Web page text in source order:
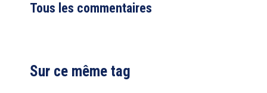
Tous les commentaires
Sur ce même tag